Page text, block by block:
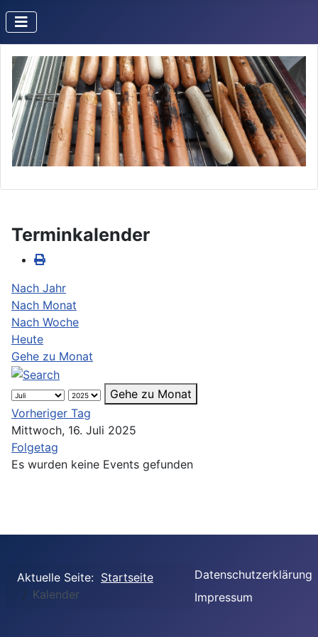
Terminkalender
Nach Jahr
Nach Monat
Nach Woche
Heute
Gehe zu Monat
Gehe zu Monat
Vorheriger Tag
Mittwoch, 16. Juli 2025
Folgetag
Es wurden keine Events gefunden
Aktuelle Seite: Startseite
Kalender
Datenschutzerklärung
Impressum